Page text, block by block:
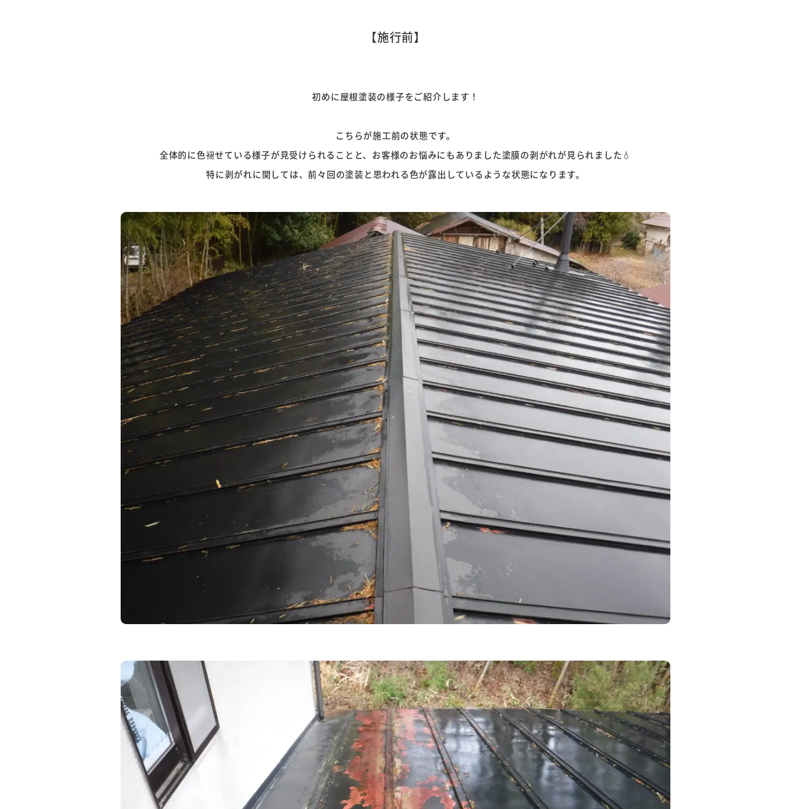
【施行前】
初めに屋根塗装の様子をご紹介します！
こちらが施工前の状態です。
全体的に色褪せている様子が見受けられることと、お客様のお悩みにもありました塗膜の剥がれが見られました💧
特に剥がれに関しては、前々回の塗装と思われる色が露出しているような状態になります。